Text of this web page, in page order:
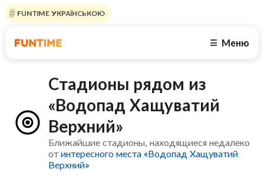
FUNTIME УКРАЇНСЬКОЮ
☰ Меню
Стадионы рядом из
«Водопад Хащуватий
Верхний»
Ближайшие стадионы, находящиеся недалеко
отинтересного места «Водопад Хащуватий
Верхний»